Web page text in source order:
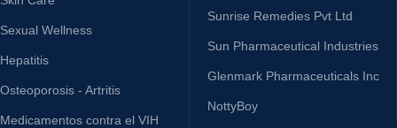
Sexual Wellness
Hepatitis
Osteoporosis - Artritis
Medicamentos contra el VIH
Sunrise Remedies Pvt Ltd
Sun Pharmaceutical Industries
Glenmark Pharmaceuticals Inc
NottyBoy